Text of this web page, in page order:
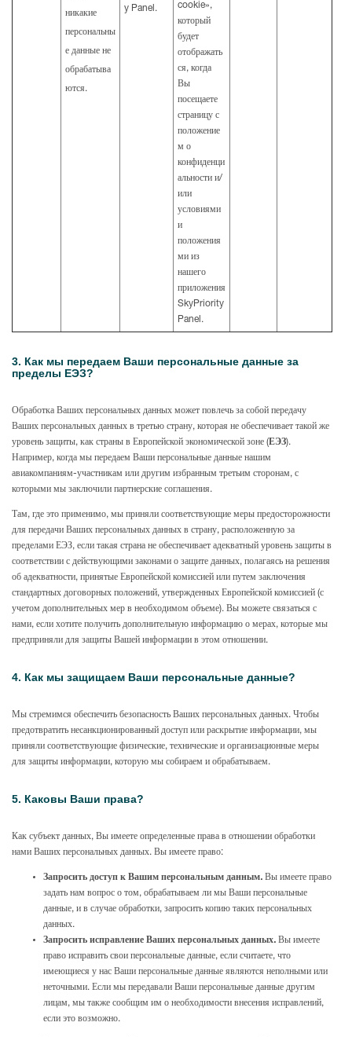
никакие
персональны
е данные не
обрабатыва
ются.
y Panel.
cookie»,
который
будет
отображать
ся, когда
Вы
посещаете
страницу с
положение
м о
конфиденци
альности и/
или
условиями
и
положения
ми из
нашего
приложения
SkyPriority
Panel.
3. Как мы передаем Ваши персональные данные за
пределы ЕЭЗ?
Обработка Ваших персональных данных может повлечь за собой передачу
Ваших персональных данных в третью страну, которая не обеспечивает такой же
уровень защиты, как страны в Европейской экономической зоне (ЕЭЗ).
Например, когда мы передаем Ваши персональные данные нашим
авиакомпаниям-участникам или другим избранным третьим сторонам, с
которыми мы заключили партнерские соглашения.
Там, где это применимо, мы приняли соответствующие меры предосторожности
для передачи Ваших персональных данных в страну, расположенную за
пределами ЕЭЗ, если такая страна не обеспечивает адекватный уровень защиты в
соответствии с действующими законами о защите данных, полагаясь на решения
об адекватности, принятые Европейской комиссией или путем заключения
стандартных договорных положений, утвержденных Европейской комиссией (с
учетом дополнительных мер в необходимом объеме). Вы можете связаться с
нами, если хотите получить дополнительную информацию о мерах, которые мы
предприняли для защиты Вашей информации в этом отношении.
4. Как мы защищаем Ваши персональные данные?
Мы стремимся обеспечить безопасность Ваших персональных данных. Чтобы
предотвратить несанкционированный доступ или раскрытие информации, мы
приняли соответствующие физические, технические и организационные меры
для защиты информации, которую мы собираем и обрабатываем.
5. Каковы Ваши права?
Как субъект данных, Вы имеете определенные права в отношении обработки
нами Ваших персональных данных. Вы имеете право:
Запросить доступ к Вашим персональным данным. Вы имеете право
задать нам вопрос о том, обрабатываем ли мы Ваши персональные
данные, и в случае обработки, запросить копию таких персональных
данных.
Запросить исправление Ваших персональных данных. Вы имеете
право исправить свои персональные данные, если считаете, что
имеющиеся у нас Ваши персональные данные являются неполными или
неточными. Если мы передавали Ваши персональные данные другим
лицам, мы также сообщим им о необходимости внесения исправлений,
если это возможно.